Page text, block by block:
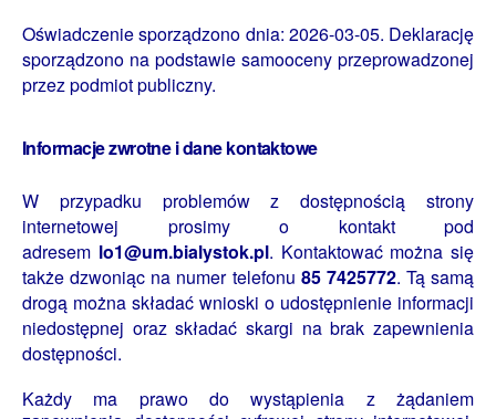
Oświadczenie sporządzono dnia: 2026-03-05. Deklarację
sporządzono na podstawie samooceny przeprowadzonej
przez podmiot publiczny.
Informacje zwrotne i dane kontaktowe
W przypadku problemów z dostępnością strony
internetowej prosimy o kontakt pod
adresem lo1@um.bialystok.pl. Kontaktować można się
także dzwoniąc na numer telefonu 85 7425772. Tą samą
drogą można składać wnioski o udostępnienie informacji
niedostępnej oraz składać skargi na brak zapewnienia
dostępności.
Każdy ma prawo do wystąpienia z żądaniem